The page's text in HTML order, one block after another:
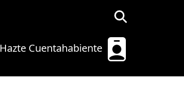
Hazte Cuentahabiente